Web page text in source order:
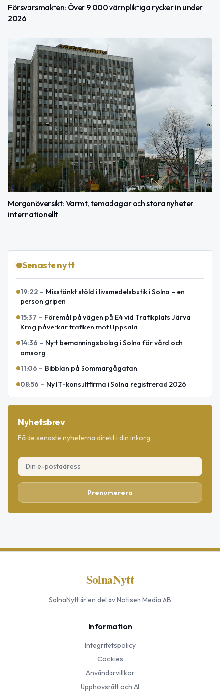
Försvarsmakten: Över 9 000 värnpliktiga rycker in under
2026
Morgonöversikt: Varmt, temadagar och stora nyheter
internationellt
Senaste nytt
19:22 – Misstänkt stöld i livsmedelsbutik i Solna – en
person gripen
15:37 – Föremål på vägen på E4 vid Trafikplats Järva
Krog påverkar trafiken mot Uppsala
14:36 – Nytt bemanningsbolag i Solna för vård och
omsorg
11:06 – Bibblan på Sommargågatan
08:56 – Ny IT-konsultfirma i Solna registrerad 2026
Nyhetsbrev
Få de senaste nyheterna direkt i din inkorg.
Prenumerera
SolnaNytt
SolnaNyttär en del av Notisen Media AB
Information
Integritetspolicy
Cookies
Användarvillkor
Upphovsrätt och AI